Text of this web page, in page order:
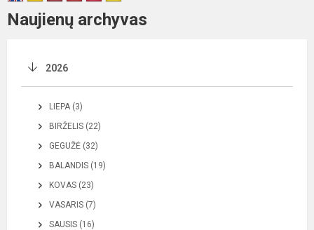
Naujienų archyvas
2026
LIEPA (3)
BIRŽELIS (22)
GEGUŽĖ (32)
BALANDIS (19)
KOVAS (23)
VASARIS (7)
SAUSIS (16)